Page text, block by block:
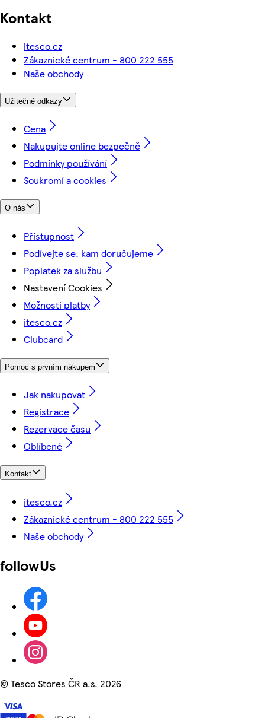
Kontakt
itesco.cz
Zákaznické centrum - 800 222 555
Naše obchody
Užitečné odkazy
Cena
Nakupujte online bezpečně
Podmínky používání
Soukromí a cookies
O nás
Přístupnost
Podívejte se, kam doručujeme
Poplatek za službu
Nastavení Cookies
Možnosti platby
itesco.cz
Clubcard
Pomoc s prvním nákupem
Jak nakupovat
Registrace
Rezervace času
Oblíbené
Kontakt
itesco.cz
Zákaznické centrum - 800 222 555
Naše obchody
followUs
©Tesco Stores ČR a.s. 2026